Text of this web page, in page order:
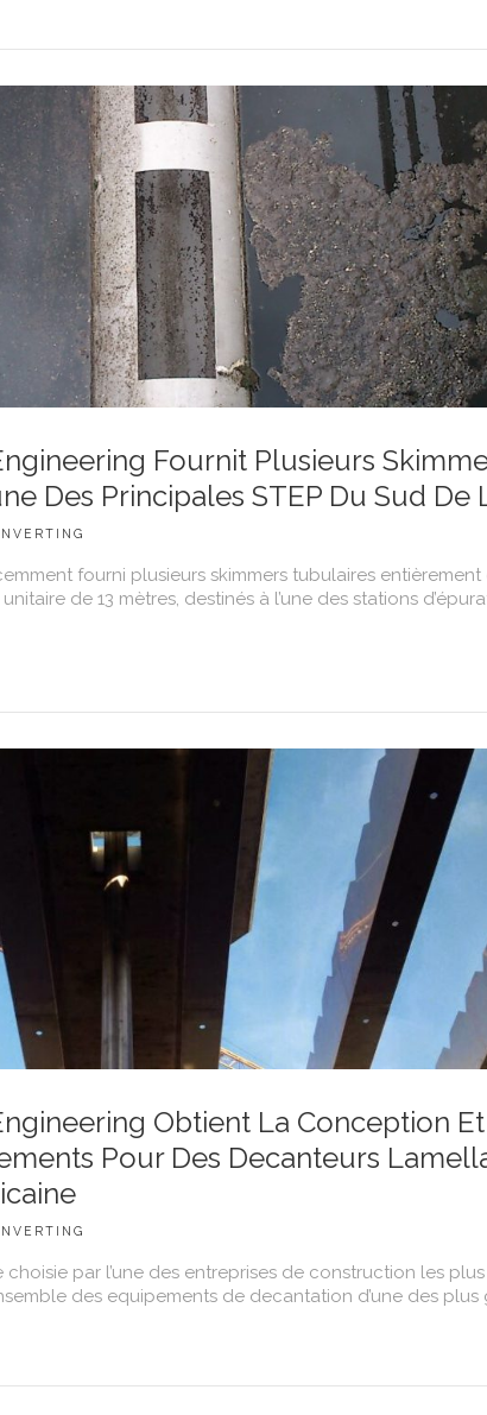
Fournit Plusieurs
Des Principales STEP Du Sud De
fourni plusieurs skimmers tubulaires entièrement
de 13 mètres, destinés à l’une des stations
Obtient La Conception
Pour Des Decanteurs
par l’une des entreprises de construction les
des equipements de decantation d’une des plus